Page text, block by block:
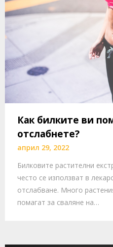
Как билките ви
отслабнете?
април 29, 2022
Билковите растителни
често се използват в
отслабване. Много
помагат за сваляне на…